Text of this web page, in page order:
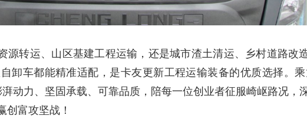
源转运、山区基建工程运输，还是城市渣土清运、乡村道路改
卸车都能精准适配，是卡友更新工程运输装备的优质选择。
动力、坚固承载、可靠品质，陪每一位创业者征服崎岖路况，
创富攻坚战！